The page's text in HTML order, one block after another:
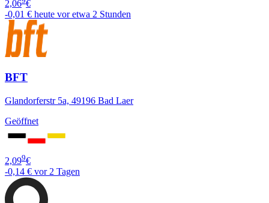
2,06 €
-0,01 € heute vor etwa 2 Stunden
BFT
Glandorferstr 5a, 49196 Bad Laer
Geöffnet
2,099€
-0,14 € vor 2 Tagen